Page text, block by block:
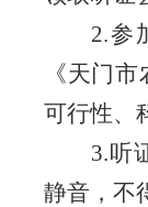
2.参
《天门
可行性、
3.听
静音，不